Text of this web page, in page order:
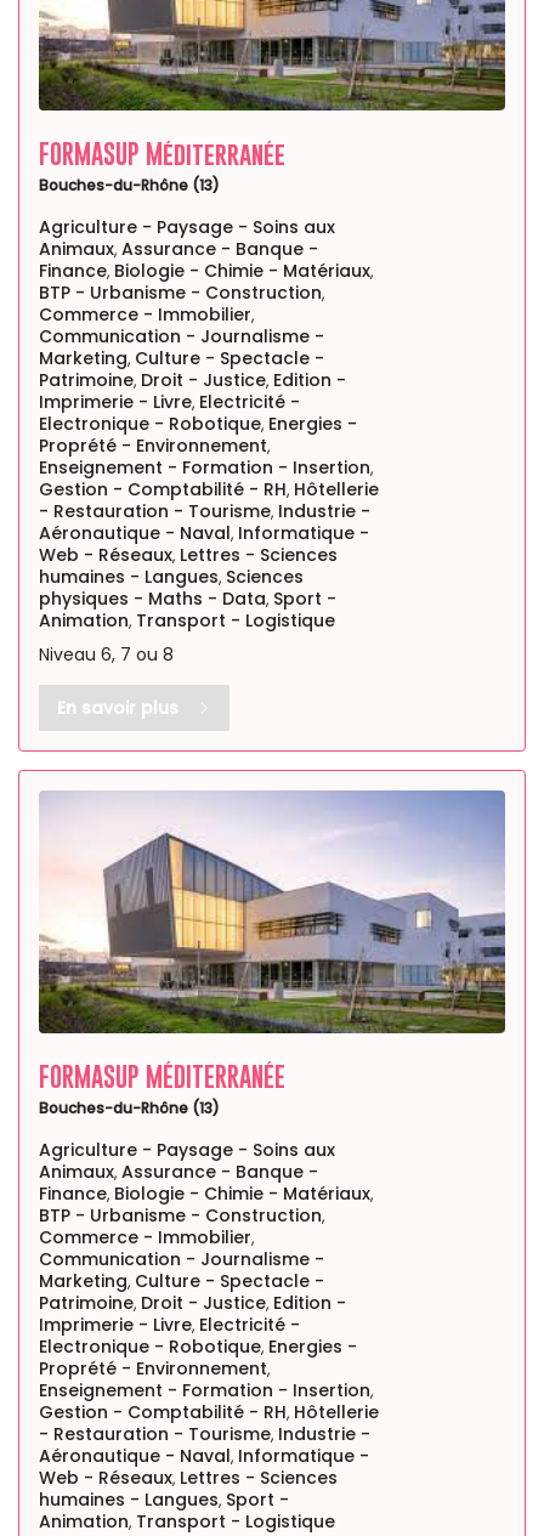
FORMASUP Méditerranée
Bouches-du-Rhône (13)
Agriculture - Paysage - Soins aux
Animaux, Assurance - Banque -
Finance, Biologie - Chimie - Matériaux,
BTP - Urbanisme - Construction,
Commerce - Immobilier,
Communication - Journalisme -
Marketing, Culture - Spectacle -
Patrimoine, Droit - Justice, Edition -
Imprimerie - Livre, Electricité -
Electronique - Robotique, Energies -
Proprété - Environnement,
Enseignement - Formation - Insertion,
Gestion - Comptabilité - RH, Hôtellerie
- Restauration - Tourisme, Industrie -
Aéronautique - Naval, Informatique -
Web - Réseaux, Lettres - Sciences
humaines - Langues, Sciences
physiques - Maths - Data, Sport -
Animation, Transport - Logistique
Niveau 6, 7 ou 8
En savoir plus
FORMASUP MÉDITERRANÉE
Bouches-du-Rhône (13)
Agriculture - Paysage - Soins aux
Animaux, Assurance - Banque -
Finance, Biologie - Chimie - Matériaux,
BTP - Urbanisme - Construction,
Commerce - Immobilier,
Communication - Journalisme -
Marketing, Culture - Spectacle -
Patrimoine, Droit - Justice, Edition -
Imprimerie - Livre, Electricité -
Electronique - Robotique, Energies -
Proprété - Environnement,
Enseignement - Formation - Insertion,
Gestion - Comptabilité - RH, Hôtellerie
- Restauration - Tourisme, Industrie -
Aéronautique - Naval, Informatique -
Web - Réseaux, Lettres - Sciences
humaines - Langues, Sport -
Animation, Transport - Logistique